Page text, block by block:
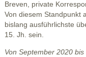
Breven, private
Von diesem Standpunkt
bislang ausführlichste
15. Jh. sein.
Von September 2020